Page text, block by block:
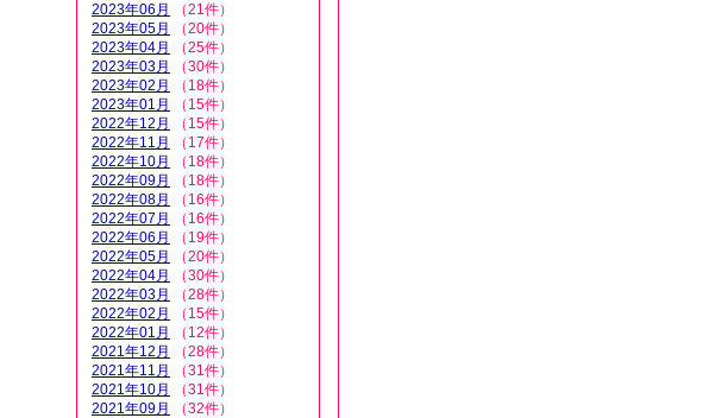
2023年06月
（21件）
2023年05月
（20件）
2023年04月
（25件）
2023年03月
（30件）
2023年02月
（18件）
2023年01月
（15件）
2022年12月
（15件）
2022年11月
（17件）
2022年10月
（18件）
2022年09月
（18件）
2022年08月
（16件）
2022年07月
（16件）
2022年06月
（19件）
2022年05月
（20件）
2022年04月
（30件）
2022年03月
（28件）
2022年02月
（15件）
2022年01月
（12件）
2021年12月
（28件）
2021年11月
（31件）
2021年10月
（31件）
2021年09月
（32件）